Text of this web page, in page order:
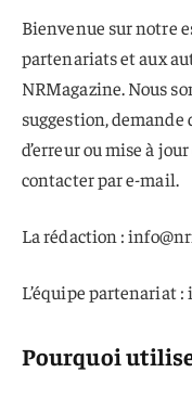
Bienvenue sur notre
partenariats et aux
NRMagazine. Nous
suggestion,
d’erreur ou mise à
contacter par e-mail.
La rédaction :
L’équipe partenariat :
Pourquoi